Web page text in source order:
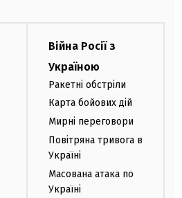
Війна Росії з
Україною
Ракетні обстріли
Карта бойових дій
Мирні переговори
Повітряна тривога в
Україні
Масована атака по
Україні